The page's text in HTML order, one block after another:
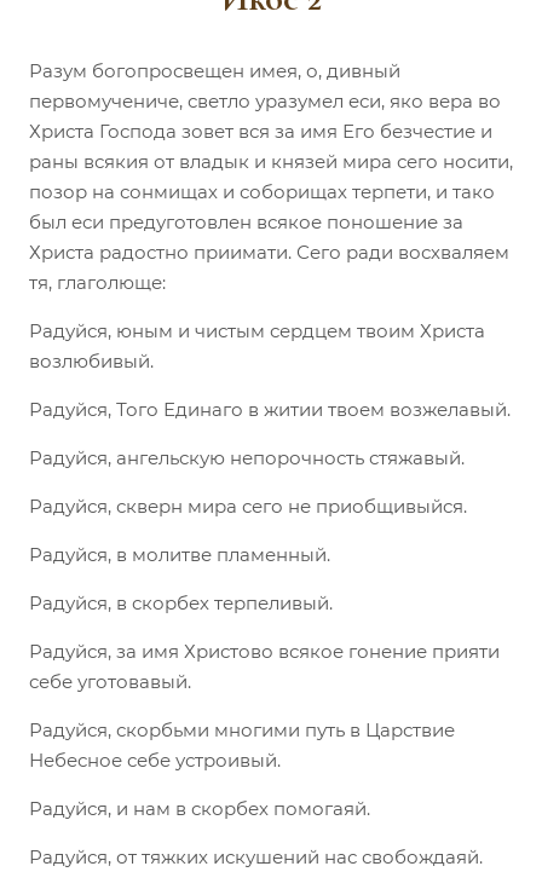
Разум богопросвещен имея, о, дивный
первомучениче, светло уразумел еси, яко вера во
Христа Господа зовет вся за имя Его безчестие и
раны всякия от владык и князей мира сего носити,
позор на сонмищах и соборищах терпети, и тако
был еси предуготовлен всякое поношение за
Христа радостно приимати. Сего ради восхваляем
тя, глаголюще:
Радуйся, юным и чистым сердцем твоим Христа
возлюбивый.
Радуйся, Того Единаго в житии твоем возжелавый.
Радуйся, ангельскую непорочность стяжавый.
Радуйся, скверн мира сего не приобщивыйся.
Радуйся, в молитве пламенный.
Радуйся, в скорбех терпеливый.
Радуйся, за имя Христово всякое гонение прияти
себе уготовавый.
Радуйся, скорбьми многими путь в Царствие
Небесное себе устроивый.
Радуйся, и нам в скорбех помогаяй.
Радуйся, от тяжких искушений нас свобождаяй.